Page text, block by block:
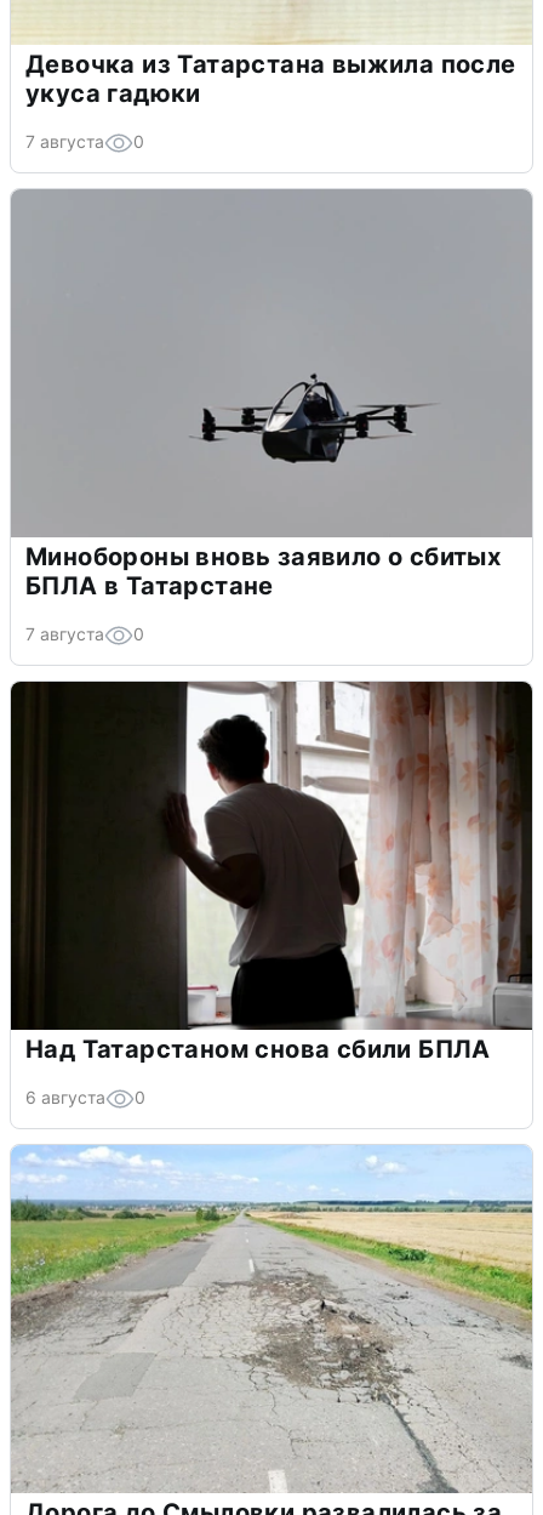
Девочка из Татарстана выжила после
укуса гадюки
7 августа 0
Минобороны вновь заявило о сбитых
БПЛА в Татарстане
7 августа 0
Над Татарстаном снова сбили БПЛА
6 августа 0